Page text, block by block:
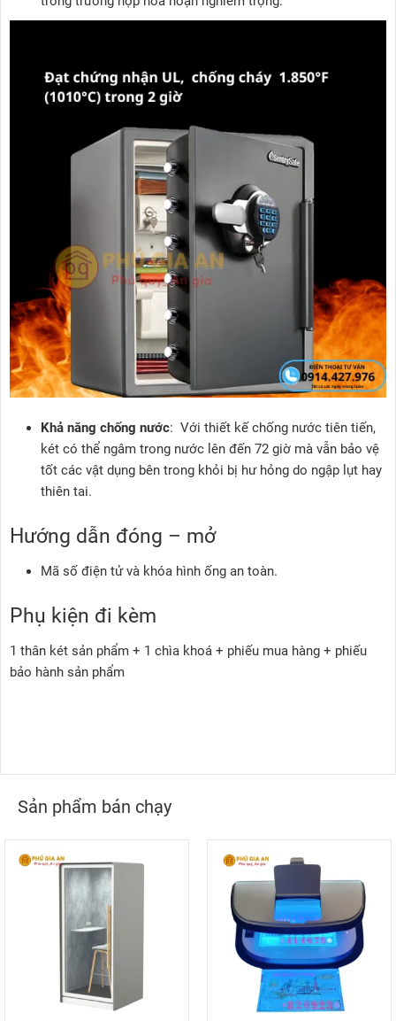
Khả năng chống nước: Với thiết kế chống nước tiên tiến,
két có thể ngâm trong nước lên đến 72 giờ mà vẫn bảo vệ
tốt các vật dụng bên trong khỏi bị hư hỏng do ngập lụt hay
thiên tai.
Hướng dẫn đóng – mở
Mã số điện tử và khóa hình ống an toàn.
Phụ kiện đi kèm
1 thân két sản phẩm + 1 chìa khoá + phiếu mua hàng + phiếu
bảo hành sản phẩm
Sản phẩm bán chạy